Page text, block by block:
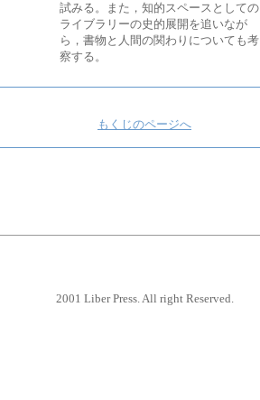
試みる。また，知的スペースとしての
ライブラリーの史的展開を追いなが
ら，書物と人間の関わりについても考
察する。
もくじのページへ
2001 Liber Press. All right Reserved.